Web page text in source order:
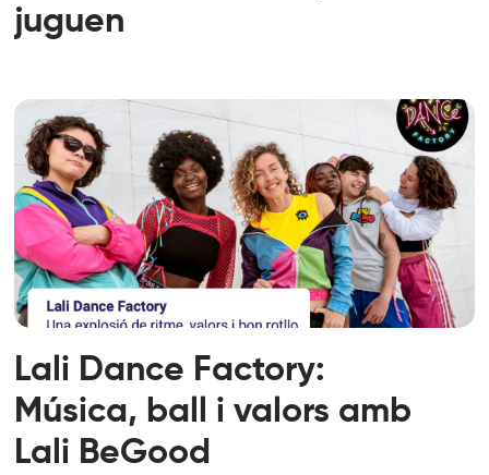
juguen
Lali Dance Factory:
Música, ball i valors amb
Lali BeGood